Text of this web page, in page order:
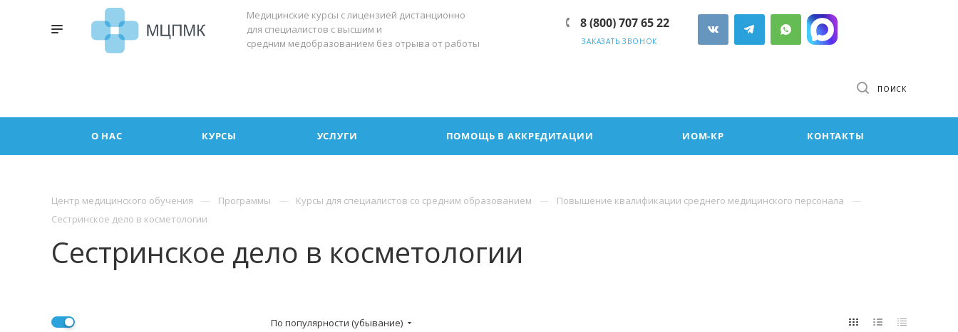
Медицинские курсы с лицензией дистанционно
для специалистов с высшим и
средним медобразованием без отрыва от работы
8 (800) 707 65 22
ЗАКАЗАТЬ ЗВОНОК
ПОИСК
О НАС КУРСЫ УСЛУГИ ПОМОЩЬ В АККРЕДИТАЦИИ ИОМ-КР КОНТАКТЫ
Центр медицинского обучения Программы Курсы для специалистов со средним образованием
Повышение квалификации среднего медицинского персонала
Сестринское дело в косметологии
Сестринское дело в косметологии
По популярности (убывание)